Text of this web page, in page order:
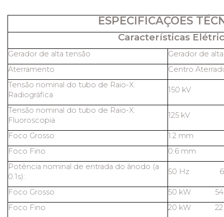
ESPECIFICAÇÕES
Características
Gerador de alta tensão
Gerador de
Aterramento
Centro
Tensão nominal do tubo de Raio-X:
Radiográfica
150 kV
Tensão nominal do tubo de Raio-X:
Fluoroscopia
125 kV
Foco Grosso
1.2 mm
Foco Fino
0.6 mm
Potência nominal de entrada do ânodo (a
0.1s):
50 Hz 60
Foco Grosso
50 kW 54
Foco Fino
20 kW 22